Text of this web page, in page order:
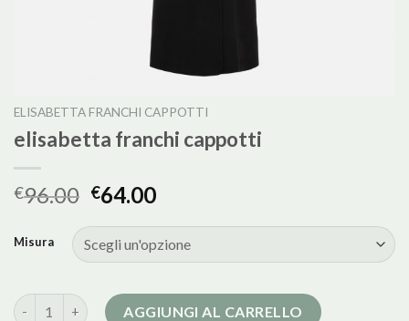
ELISABETTA FRANCHI CAPPOTTI
elisabetta franchi cappotti
€96.00 €64.00
Misura
elisabetta franchi cappotti quantità
AGGIUNGI AL CARRELLO